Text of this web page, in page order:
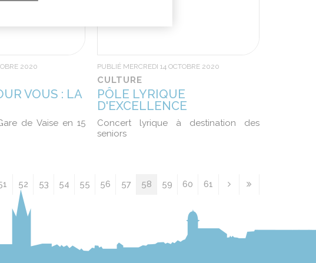
2020
VOUS : LA
de Vaise en 15
PUBLIÉ MERCREDI 14 OCTOBRE 2020
CULTURE
PÔLE LYRIQUE
D'EXCELLENCE
Concert lyrique à destination des
seniors
52 53 54 55 56 57 58 59 60 61